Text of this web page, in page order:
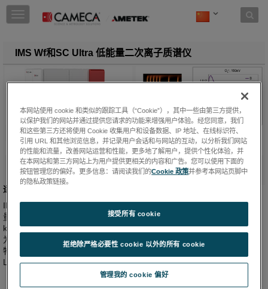
Skip to content
T
o
g
n
g
a
o
n
IMS Wf和SC Ultra 低能量二次离子质谱仪
适用于高级半导体应用的高性能低能量SIMS
IMS Wf和SC Ultra经专门设计，可充分满足高级半导体对动态SIMS测
量日益增长的需求该仪器可提供大范围的冲击能量（100 eV到10
keV），不影响质量分辨率和一次离子束密度，可确保在高通量条件下
为具有挑战性的应用提供非常高的分析性能：超浅能量和高能量注入
物、超薄氮氧化物、高k金属栅极、硅锗掺杂层，Si:C:P结构、PV和
LED器件及石墨烯等等。
本网站使用 cookie 和类似的跟踪工具（“Cookie”），其中一些由第三方提供，
以保护我们的网站并通过提供您请求的功能来增强用户体验。经您同意，我们
和这些第三方还将使用 Cookie 收集用户和设备数据、IP 地址、在线标识符、
引用 URL 和其他浏览信息，并记录用户会话和与网站的互动，以分析我们网站
的性能和流量，改善网站运营和性能，更多地了解用户，提供个性化体验，并
在本网站和第三方网站上为用户提供更相关的内容和广告。您可以使用下面的
按钮管理您的偏好。更多信息：请阅读我们的Cookie 政策并参考本网站页脚中
的隐私政策链接。
管理我的 cookie 偏好
拒绝除严格必要性 cookie 以外的所有 cookie
接受所有 cookie